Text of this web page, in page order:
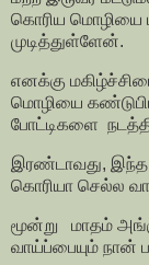
கொரிய மொழியை
முடித்துள்ளேன்.
எனக்கு
மொழியை
போட்டிகளை
இரண்டாவது, இந்த
கொரியா செல்ல
மூன்று மாதம்
வாய்ப்பையும்